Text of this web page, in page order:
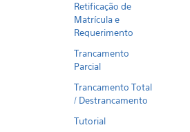
Retificação de
Matrícula e
Requerimento
Trancamento
Parcial
Trancamento Total
/ Destrancamento
Tutorial